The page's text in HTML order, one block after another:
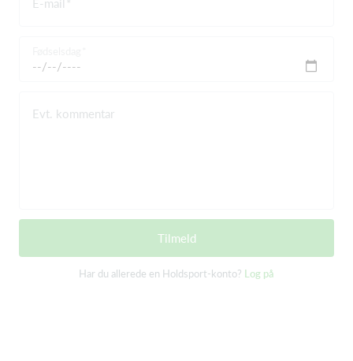
E-mail
Evt. kommentar
Tilmeld
Har du allerede en Holdsport-konto? Log på